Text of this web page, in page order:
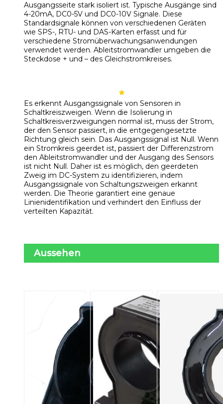
Ausgangsseite stark isoliert ist. Typische Ausgänge sind
4-20mA, DC0-5V und DC0-10V Signale. Diese
Standardsignale können von verschiedenen Geräten
wie SPS-, RTU- und DAS-Karten erfasst und für
verschiedene Stromüberwachungsanwendungen
verwendet werden. Ableitstromwandler umgeben die
Steckdose + und – des Gleichstromkreises.
Es erkennt Ausgangssignale von Sensoren in
Schaltkreiszweigen. Wenn die Isolierung in
Schaltkreisverzweigungen normal ist, muss der Strom,
der den Sensor passiert, in die entgegengesetzte
Richtung gleich sein. Das Ausgangssignal ist Null. Wenn
ein Stromkreis geerdet ist, passiert der Differenzstrom
den Ableitstromwandler und der Ausgang des Sensors
ist nicht Null. Daher ist es möglich, den geerdeten
Zweig im DC-System zu identifizieren, indem
Ausgangssignale von Schaltungszweigen erkannt
werden. Die Theorie garantiert eine genaue
Linienidentifikation und verhindert den Einfluss der
verteilten Kapazität.
Aussehen